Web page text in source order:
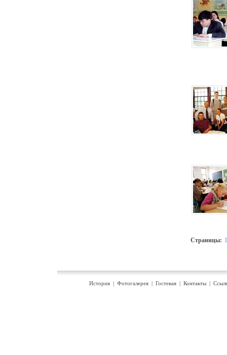
Страницы:
История | Фотогалерея | Гостевая | Контакты |